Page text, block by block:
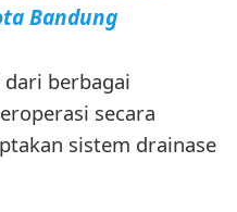
Bandung
berbagai
secara
sistem drainase